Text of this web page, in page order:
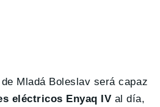
Mladá Boleslav será capaz
eléctricos Enyaq IV al día,